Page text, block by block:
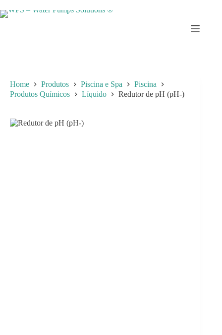
to
Home Produtos Piscina e Spa
Piscina
Produtos Químicos
Líquido Redutor de pH (pH-)